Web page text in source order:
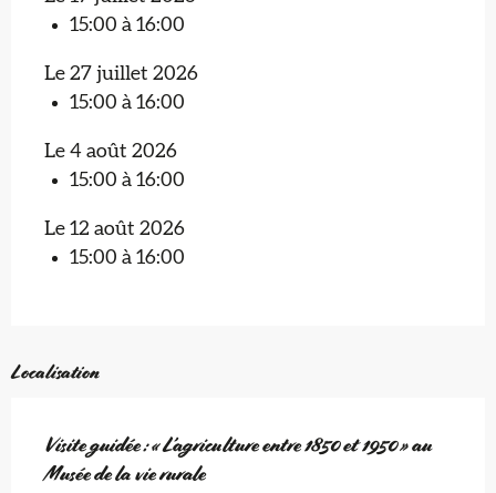
15:00 à 16:00
Le 27 juillet 2026
15:00 à 16:00
Le 4 août 2026
15:00 à 16:00
Le 12 août 2026
15:00 à 16:00
Localisation
Visite guidée : « L’agriculture entre 1850 et 1950 » au
Musée de la vie rurale